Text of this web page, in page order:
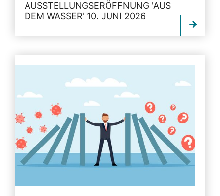
AUSSTELLUNGSERÖFFNUNG 'AUS
DEM WASSER' 10. JUNI 2026